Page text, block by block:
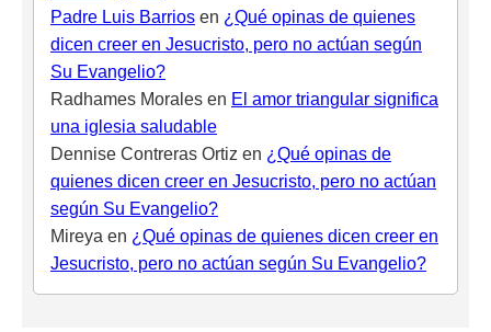
Padre Luis Barrios en ¿Qué opinas de quienes
dicen creer en Jesucristo, pero no actúan según
Su Evangelio?
Radhames Morales en El amor triangular significa
una iglesia saludable
Dennise Contreras Ortiz en ¿Qué opinas de
quienes dicen creer en Jesucristo, pero no actúan
según Su Evangelio?
Mireya en ¿Qué opinas de quienes dicen creer en
Jesucristo, pero no actúan según Su Evangelio?